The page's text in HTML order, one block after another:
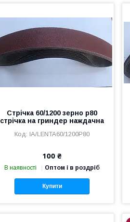
Стрічка 60/1200 зерно р80
стрічка на гриндер наждачна
IA/LENTA60/1200P80
100 ₴
В наявності Оптом і в роздріб
Купити